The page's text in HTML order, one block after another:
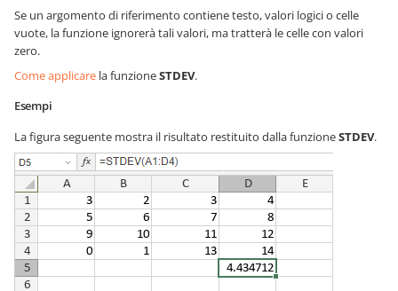
Se un argomento di riferimento contiene testo, valori logici o celle
vuote, la funzione ignorerà tali valori, ma tratterà le celle con valori
zero.
Come applicare la funzioneSTDEV.
Esempi
La figura seguente mostra il risultato restituito dalla funzioneSTDEV.